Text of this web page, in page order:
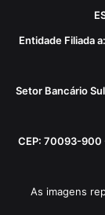
Entidade Filiada
Setor Bancário
CEP: 70093-900
As imagens